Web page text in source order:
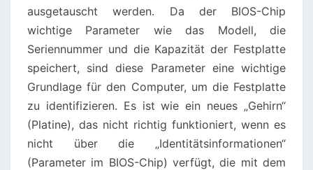
ausgetauscht werden. Da der BIOS-Chip
wichtige Parameter wie das Modell, die
Seriennummer und die Kapazität der Festplatte
speichert, sind diese Parameter eine wichtige
Grundlage für den Computer, um die Festplatte
zu identifizieren. Es ist wie ein neues „Gehirn“
(Platine), das nicht richtig funktioniert, wenn es
nicht über die „Identitätsinformationen“
(Parameter im BIOS-Chip) verfügt, die mit dem